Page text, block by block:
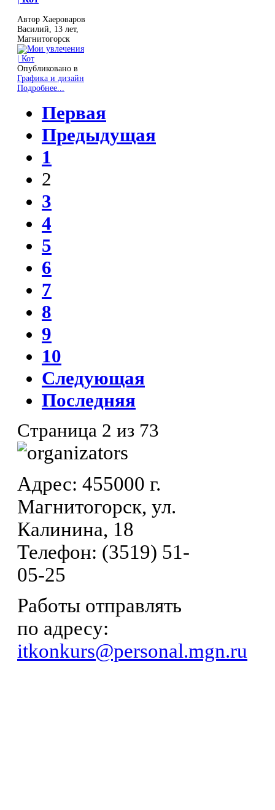
Автор Хаероваров
Василий, 13 лет,
Магнитогорск
Опубликовано в
Графика и дизайн
Подробнее...
Первая
Предыдущая
1
2
3
4
5
6
7
8
9
10
Следующая
Последняя
Страница 2 из 73
Адрес: 455000 г.
Магнитогорск, ул.
Калинина, 18
Телефон: (3519) 51-
05-25
Работы отправлять
по адресу:
itkonkurs@personal.mgn.ru